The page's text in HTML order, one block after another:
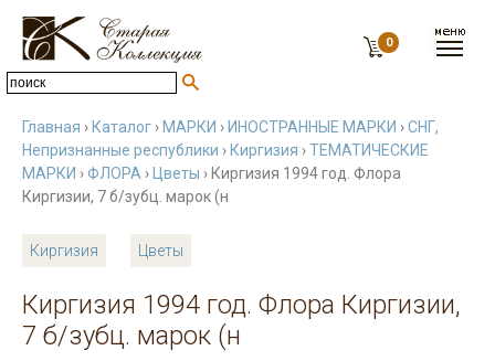
0
Главная › Каталог › МАРКИ › ИНОСТРАННЫЕ МАРКИ ›СНГ,
Непризнанные республики › Киргизия ›ТЕМАТИЧЕСКИЕ
МАРКИ ›ФЛОРА › Цветы › Киргизия 1994 год. Флора
Киргизии, 7 б/зубц. марок (н
Киргизия Цветы
Киргизия 1994 год. Флора Киргизии,
7 б/зубц. марок (н